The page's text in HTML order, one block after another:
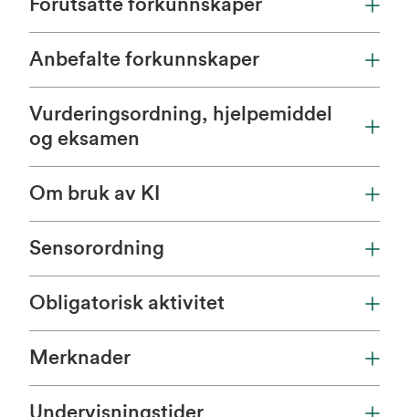
Forutsatte forkunnskaper
Anbefalte forkunnskaper
Vurderingsordning, hjelpemiddel
og eksamen
Om bruk av KI
Sensorordning
Obligatorisk aktivitet
Merknader
Undervisningstider